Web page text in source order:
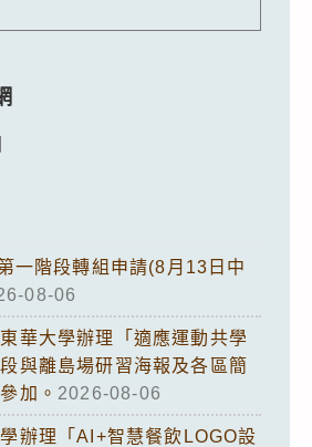
一階段轉組申請(8月13日中
08-06
華大學辦理「適應運動共學
與離島場研習海報及各區簡
加。 2026-08-06
辦理「AI+智慧餐飲LOGO設